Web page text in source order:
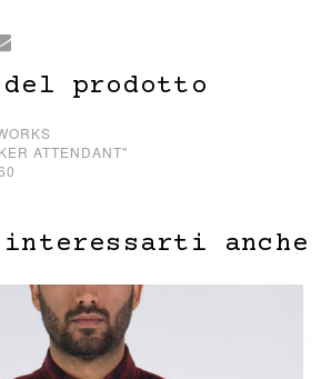
prodotto
ATTENDANT"
interessarti anche